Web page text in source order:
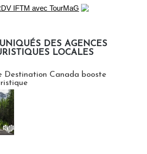
DES AGENCES
LOCALES
Destination Canada booste